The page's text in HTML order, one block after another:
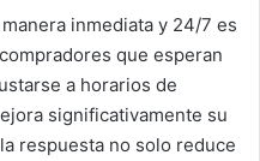
inmediata y 24/7 es
que esperan
a horarios de
significativamente su
respuesta no solo reduce